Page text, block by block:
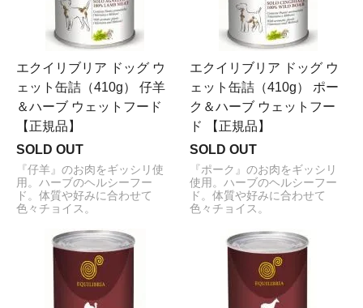
エクイリブリア ドッグ ウ
ェット缶詰（410g） 仔羊
＆ハーブ ウェットフード
【正規品】
SOLD OUT
『仔羊』のお肉をギッシリ使
用。ハーブのヘルシーフー
ド。体質や好みに合わせて
色々チョイス。
エクイリブリア ドッグ ウ
ェット缶詰（410g） ポー
ク＆ハーブ ウェットフー
ド 【正規品】
SOLD OUT
『ポーク』のお肉をギッシリ
使用。ハーブのヘルシーフー
ド。体質や好みに合わせて
色々チョイス。